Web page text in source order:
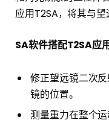
应用T2SA，将其与望
SA软件搭配T2SA应
修正望远镜二次
镜的位置。
测量重力在整个